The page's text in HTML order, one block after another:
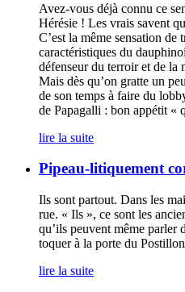
Avez-vous déjà connu ce
Hérésie ! Les vrais savent
C’est la même sensation
caractéristiques du
défenseur du terroir et de la
Mais dès qu’on gratte un
de son temps à faire du
de Papagalli : bon appétit «
lire la suite
Pipeau-litiquement
Ils sont partout. Dans les
rue. « Ils », ce sont les
qu’ils peuvent même parler
toquer à la porte du
lire la suite